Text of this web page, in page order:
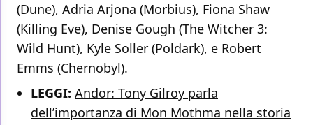
(Dune), Adria Arjona (Morbius), Fiona Shaw
(Killing Eve), Denise Gough (The Witcher 3:
Wild Hunt), Kyle Soller (Poldark), e Robert
Emms (Chernobyl).
LEGGI: Andor: Tony Gilroy parla
dell’importanza di Mon Mothma nella storia